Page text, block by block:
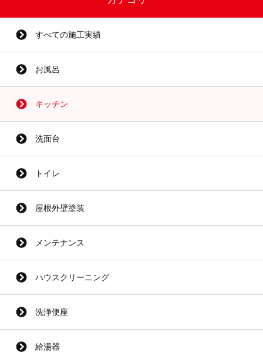
すべての施工実績
お風呂
キッチン
洗面台
トイレ
屋根外壁塗装
メンテナンス
ハウスクリーニング
洗浄便座
給湯器